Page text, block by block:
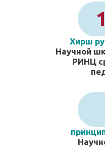
Хирш
Научной
РИНЦ